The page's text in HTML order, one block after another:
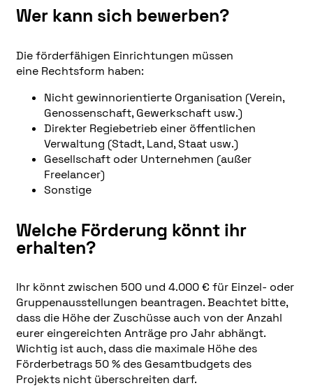
Wer kann sich bewerben?
Die förderfähigen Einrichtungen müssen
eine Rechtsform haben:
Nicht gewinnorientierte Organisation (Verein,
Genossenschaft, Gewerkschaft usw.)
Direkter Regiebetrieb einer öffentlichen
Verwaltung (Stadt, Land, Staat usw.)
Gesellschaft oder Unternehmen (außer
Freelancer)
Sonstige
Welche Förderung könnt ihr
erhalten?
Ihr könnt zwischen 500 und 4.000 € für Einzel- oder
Gruppenausstellungen beantragen. Beachtet bitte,
dass die Höhe der Zuschüsse auch von der Anzahl
eurer eingereichten Anträge pro Jahr abhängt.
Wichtig ist auch, dass die maximale Höhe des
Förderbetrags 50 % des Gesamtbudgets des
Projekts nicht überschreiten darf.